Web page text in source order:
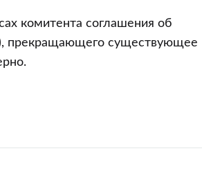
комитента соглашения об
прекращающего существующее